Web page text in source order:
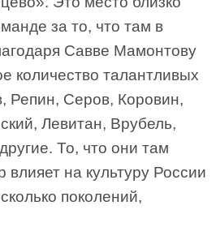
за то, что там в
Савве Мамонтову
количество талантливых
Серов, Коровин,
Левитан, Врубель,
То, что они там
влияет на культуру России
поколений,